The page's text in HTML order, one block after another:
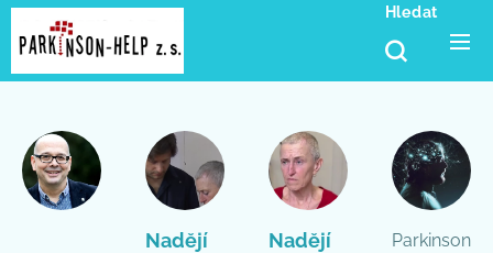
Hledat
Nadějí
Nadějí
Parkinson